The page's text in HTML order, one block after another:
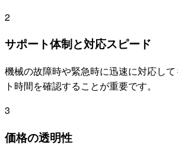
2
サポート体制と対応スピード
機械の故障時や緊急時に迅速に対応し
ト時間を確認することが重要です。
3
価格の透明性